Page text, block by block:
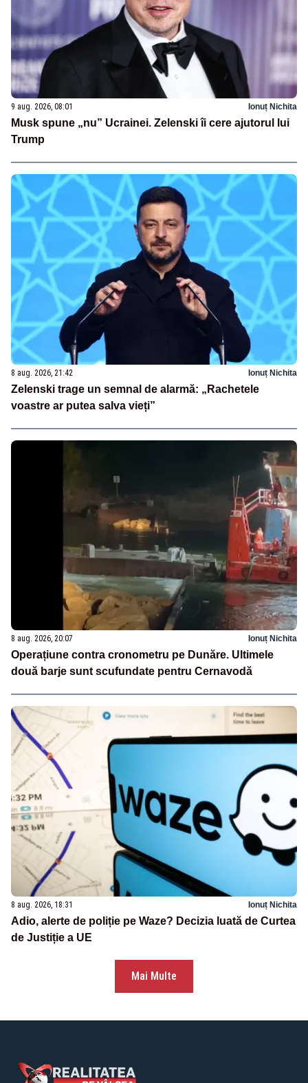
9 aug. 2026, 08:01 Ionuț Nichita
Musk spune „nu” Ucrainei. Zelenski îi cere ajutorul lui
Trump
8 aug. 2026, 21:42 Ionuț Nichita
Zelenski trage un semnal de alarmă: „Rachetele
voastre ar putea salva vieți”
8 aug. 2026, 20:07 Ionuț Nichita
Operațiune contra cronometru pe Dunăre. Ultimele
două barje sunt scufundate pentru Cernavodă
8 aug. 2026, 18:31 Ionuț Nichita
Adio, alerte de poliție pe Waze? Decizia luată de Curtea
de Justiție a UE
Mai Multe